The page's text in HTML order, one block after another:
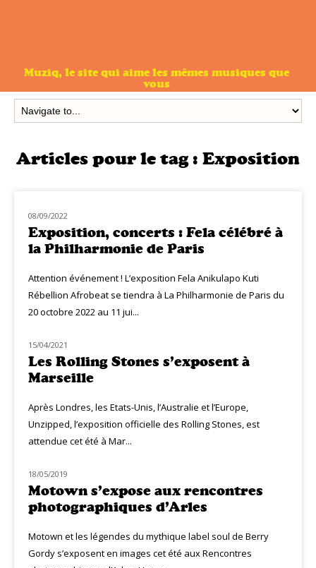
Muziq, le site qui aime les mêmes musiques que
vous
Articles pour le tag : Exposition
MUZIQ NEWS
08/09/2022
Exposition, concerts : Fela célébré à
la Philharmonie de Paris
Attention événement ! L’exposition Fela Anikulapo Kuti
Rébellion Afrobeat se tiendra à La Philharmonie de Paris du
20 octobre 2022 au 11 jui...
MUZIQ NEWS
15/04/2021
Les Rolling Stones s’exposent à
Marseille
Après Londres, les Etats-Unis, l’Australie et l’Europe,
Unzipped, l’exposition officielle des Rolling Stones, est
attendue cet été à Mar...
MUZIQ NEWS
18/05/2019
Motown s’expose aux rencontres
photographiques d’Arles
Motown et les légendes du mythique label soul de Berry
Gordy s’exposent en images cet été aux Rencontres